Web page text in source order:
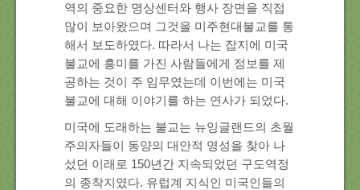
역의 중요한 명상센터와 행사 장면을 직접
많이 보아왔으며 그것을 미주현대불교를 통
해서 보도하였다. 따라서 나는 잡지에 미국
불교에 흥미를 가진 사람들에게 정보를 제
공하는 것이 주 임무였는데 이번에는 미국
불교에 대해 이야기를 하는 연사가 되었다.
미국에 도래하는 불교는 뉴잉글랜드의 초월
주의자들이 동양의 대안적 영성을 찾아 나
섰던 이래로 150년간 지속되었던 구도역정
의 종착지였다. 유럽계 지식인 미국인들의